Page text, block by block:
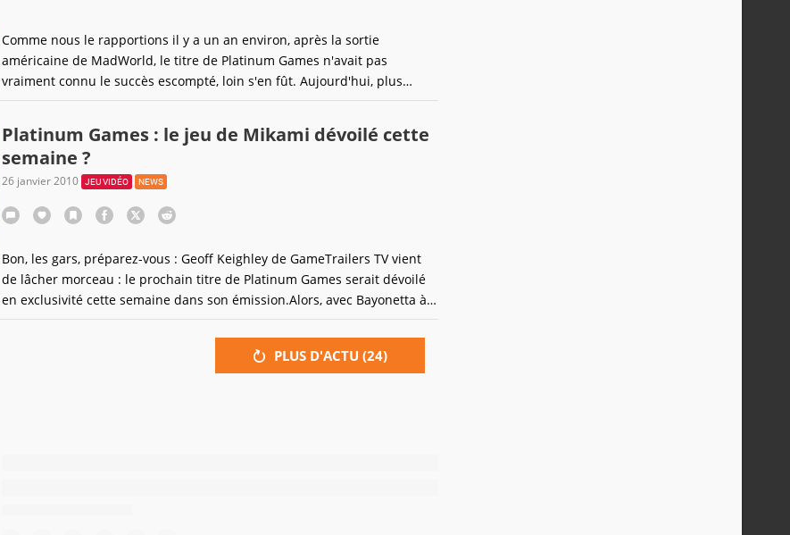
Comme nous le rapportions il y a un an environ, après la sortie
américaine de MadWorld, le titre de Platinum Games n'avait pas
vraiment connu le succès escompté, loin s'en fût. Aujourd'hui, plus
d'une semaine après sa sortie au Japon (le 10 février dernier), les ventes
auraient
Platinum Games : le jeu de Mikami dévoilé cette
semaine ?
26 janvier 2010 JEU VIDÉO NEWS
Bon, les gars, préparez-vous : Geoff Keighley de GameTrailers TV vient
de lâcher morceau : le prochain titre de Platinum Games serait dévoilé
en exclusivité cette semaine dans son émission.Alors, avec Bayonetta à
peine sorti, Madworld qui a fait un four un peu partout dans le monde
et Infinite Space qui verra le jour en juin au Japon, il ne
PLUS D'ACTU (24)